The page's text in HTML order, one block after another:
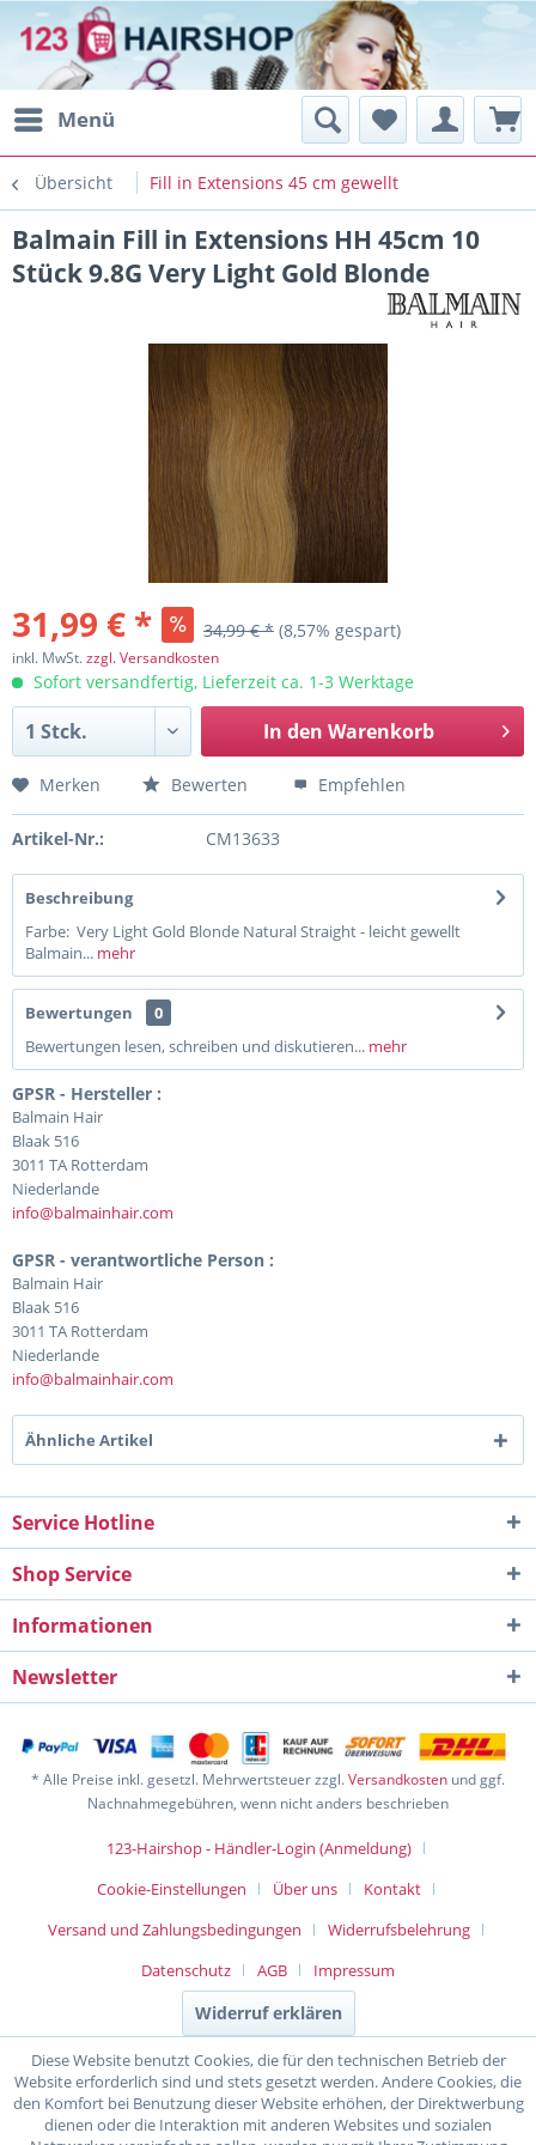
Menü
Übersicht Fill in Extensions 45 cm gewellt
Balmain Fill in Extensions HH 45cm 10
Stück 9.8G Very Light Gold Blonde
31,99 € * 34,99 € * (8,57% gespart)
inkl. MwSt.zzgl. Versandkosten
Sofort versandfertig, Lieferzeit ca. 1-3 Werktage
In den Warenkorb
Merken Bewerten Empfehlen
Artikel-Nr.: CM13633
Beschreibung
Farbe: Very Light Gold Blonde Natural Straight - leicht gewellt
Balmain... mehr
Bewertungen
0
Bewertungen lesen, schreiben und diskutieren... mehr
GPSR - Hersteller :
Balmain Hair
Blaak 516
3011 TA Rotterdam
Niederlande
info@balmainhair.com
GPSR - verantwortliche Person :
Balmain Hair
Blaak 516
3011 TA Rotterdam
Niederlande
info@balmainhair.com
Ähnliche Artikel
Service Hotline
Shop Service
Informationen
Newsletter
* Alle Preise inkl. gesetzl. Mehrwertsteuer zzgl.Versandkosten und ggf.
Nachnahmegebühren, wenn nicht anders beschrieben
123-Hairshop - Händler-Login (Anmeldung)
Cookie-Einstellungen
Über uns
Kontakt
Versand und Zahlungsbedingungen
Widerrufsbelehrung
Datenschutz
AGB Impressum
Widerruf erklären
Diese Website benutzt Cookies, die für den technischen Betrieb der
Website erforderlich sind und stets gesetzt werden. Andere Cookies, die
den Komfort bei Benutzung dieser Website erhöhen, der Direktwerbung
dienen oder die Interaktion mit anderen Websites und sozialen